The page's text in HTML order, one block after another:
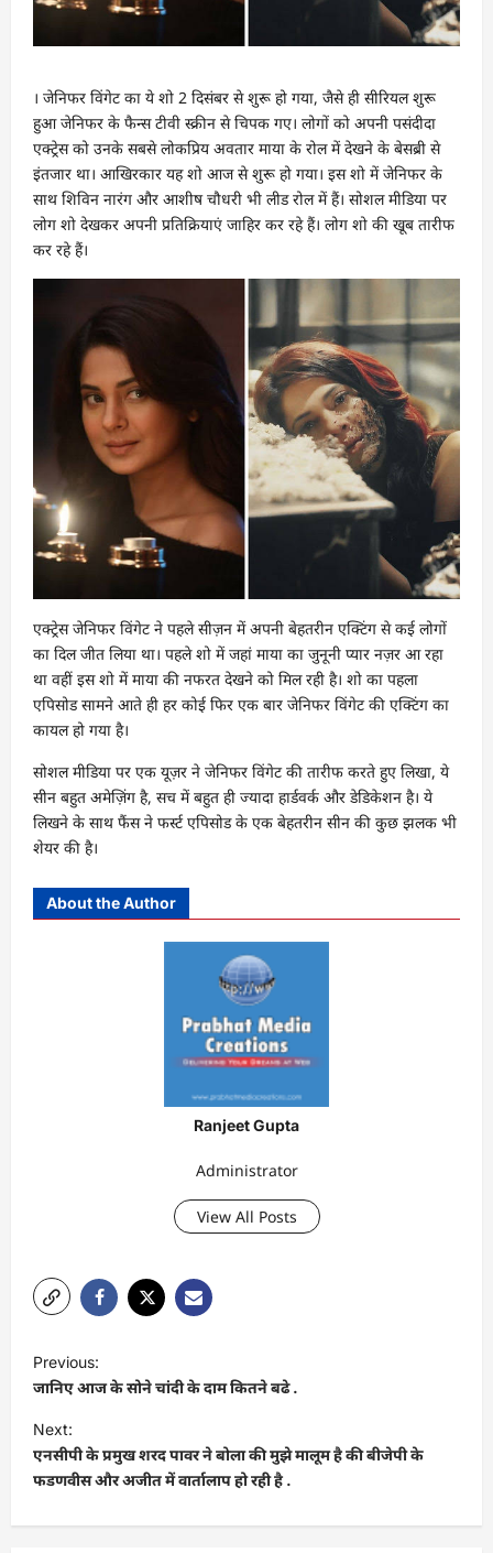
। जेनिफर विंगेट का ये शो 2 दिसंबर से शुरू हो गया, जैसे ही सीरियल शुरू
हुआ जेनिफर के फैन्स टीवी स्क्रीन से चिपक गए। लोगों को अपनी पसंदीदा
एक्ट्रेस को उनके सबसे लोकप्रिय अवतार माया के रोल में देखने के बेसब्री से
इंतजार था। आखिरकार यह शो आज से शुरू हो गया। इस शो में जेनिफर के
साथ शिविन नारंग और आशीष चौधरी भी लीड रोल में हैं। सोशल मीडिया पर
लोग शो देखकर अपनी प्रतिक्रियाएं जाहिर कर रहे हैं। लोग शो की खूब तारीफ
कर रहे हैं।
एक्ट्रेस जेनिफर विंगेट ने पहले सीज़न में अपनी बेहतरीन एक्टिंग से कई लोगों
का दिल जीत लिया था। पहले शो में जहां माया का जुनूनी प्यार नज़र आ रहा
था वहीं इस शो में माया की नफरत देखने को मिल रही है। शो का पहला
एपिसोड सामने आते ही हर कोई फिर एक बार जेनिफर विंगेट की एक्टिंग का
कायल हो गया है।
सोशल मीडिया पर एक यूज़र ने जेनिफर विंगेट की तारीफ करते हुए लिखा, ये
सीन बहुत अमेज़िंग है, सच में बहुत ही ज्यादा हार्डवर्क और डेडिकेशन है। ये
लिखने के साथ फैंस ने फर्स्ट एपिसोड के एक बेहतरीन सीन की कुछ झलक भी
शेयर की है।
About the Author
Ranjeet Gupta
Administrator
View All Posts
o
s
t
n
a
Previous:
जानिए आज के सोने चांदी के दाम कितने बढे .
Next:
एनसीपी के प्रमुख शरद पावर ने बोला की मुझे मालूम है की बीजेपी के
फडणवीस और अजीत में वार्तालाप हो रही है .